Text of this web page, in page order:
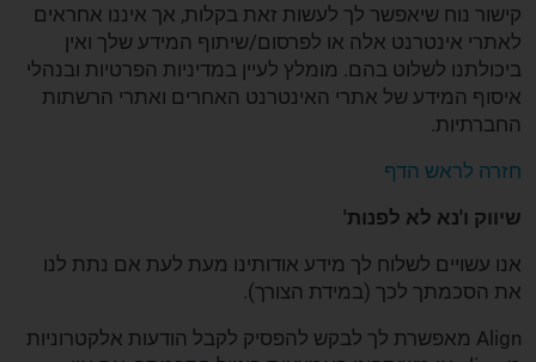
קישור נוח שיאפשר לך לעשות זאת בקלות, אך איננו אחראים
לאתרי אינטרנט אלה או לפרסום/שיתוף המידע שלך ואין
ביכולתנו לשלוט בהם. מומלץ לעיין במדיניות הפרטיות ובנהלי
איסוף המידע של אתרי האינטרנט האחרים ואתרי הרשתות
החברתיות.
חזרה לראש הדף
שיווק ו'נא לא לפנות'
אנו עשויים לשלוח לך מידע אודותינו מעת לעת אם נתת לנו
את הסכמתך לכך (במידת הצורך).
Align מאפשרת לך לבקש להפסיק לקבל הודעות אלקטרוניות